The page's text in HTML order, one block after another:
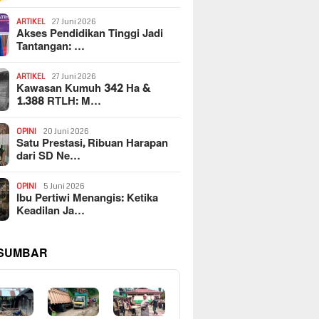
ARTIKEL 27 Juni 2026
Akses Pendidikan Tinggi Jadi
Tantangan: …
ARTIKEL 27 Juni 2026
Kawasan Kumuh 342 Ha &
1.388 RTLH: M…
OPINI 20 Juni 2026
Satu Prestasi, Ribuan Harapan
dari SD Ne…
OPINI 5 Juni 2026
Ibu Pertiwi Menangis: Ketika
Keadilan Ja…